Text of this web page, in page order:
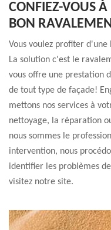
CONFIEZ-VOUS
BON
Vous voulez profiter
La solution c'est le
vous offre une prestation
de tout type de façade!
mettons nos services à
nettoyage, la réparation
nous sommes le
intervention, nous
identifier les problèmes
visitez notre site.